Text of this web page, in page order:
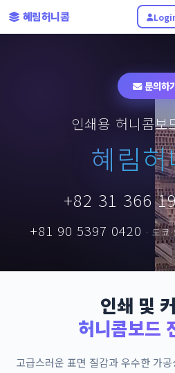
혜림허니콤
문의하
인쇄용 허니콤보
혜림
+82 31 366
+81 90 5397 0420 · 도쿄
인쇄 및
허니콤보드
고급스러운 표면 질감과 우수한 가